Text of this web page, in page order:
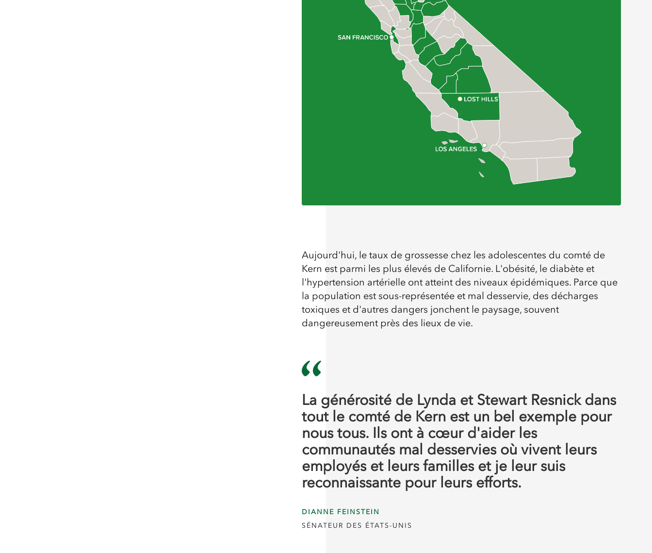
Aujourd'hui, le taux de grossesse chez les adolescentes du comté de
Kern est parmi les plus élevés de Californie. L'obésité, le diabète et
l'hypertension artérielle ont atteint des niveaux épidémiques. Parce que
la population est sous-représentée et mal desservie, des décharges
toxiques et d'autres dangers jonchent le paysage, souvent
dangereusement près des lieux de vie.
La générosité de Lynda et Stewart Resnick dans
tout le comté de Kern est un bel exemple pour
nous tous. Ils ont à cœur d'aider les
communautés mal desservies où vivent leurs
employés et leurs familles et je leur suis
reconnaissante pour leurs efforts.
DIANNE FEINSTEIN
SÉNATEUR DES ÉTATS-UNIS